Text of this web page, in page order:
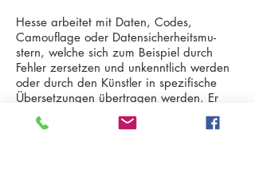
Hesse arbeitet mit Daten, Codes,
Camouflage oder Datensicherheitsmu­
stern, welche sich zum Beispiel durch
Fehler zersetzen und unkenntlich werden
oder durch den Künstler in spezifische
Übersetzungen übertra­gen werden. Er
interessiert sich vor allem für
zeitgenössische Phänome­ne, die er